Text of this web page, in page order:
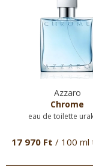
Azzaro
Chrome
eau de toilette
17 970 Ft / 100